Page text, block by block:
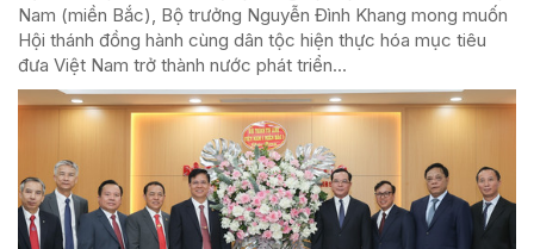
Nam (miền Bắc), Bộ trưởng Nguyễn Đình Khang mong muốn
Hội thánh đồng hành cùng dân tộc hiện thực hóa mục tiêu
đưa Việt Nam trở thành nước phát triển...